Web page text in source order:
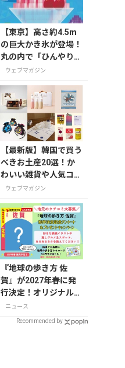
【東京】高さ約4.5m
の巨大かき氷が登場！
丸の内で「ひんやりＫ
ＩＴＴＥ」が8月7日
ウェブマガジン
【最新版】韓国で買う
べきお土産20選！か
わいい雑貨や人気コス
メを紹介
ウェブマガジン
『地球の歩き方 佐
賀』が2027年春に発
行決定！オリジナルグ
ッズが当たる発行記念
アンケート実施中
ニュース
Recommended by